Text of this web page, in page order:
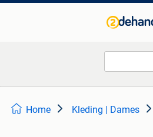
Home Kleding | Dames